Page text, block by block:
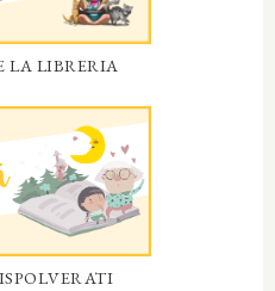
LA LIBRERIA